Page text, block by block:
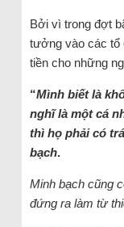
Bởi vì trong đợt
tưởng vào các
tiền cho những
“Mình biết là
nghĩ là một cá
thì họ phải có
bạch.
Minh bạch cũng
đứng ra làm từ